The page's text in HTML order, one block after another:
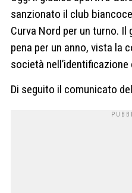
sanzionato il club
Curva Nord per un turno.
pena per un anno, vista la
società
Di seguito il comunicato